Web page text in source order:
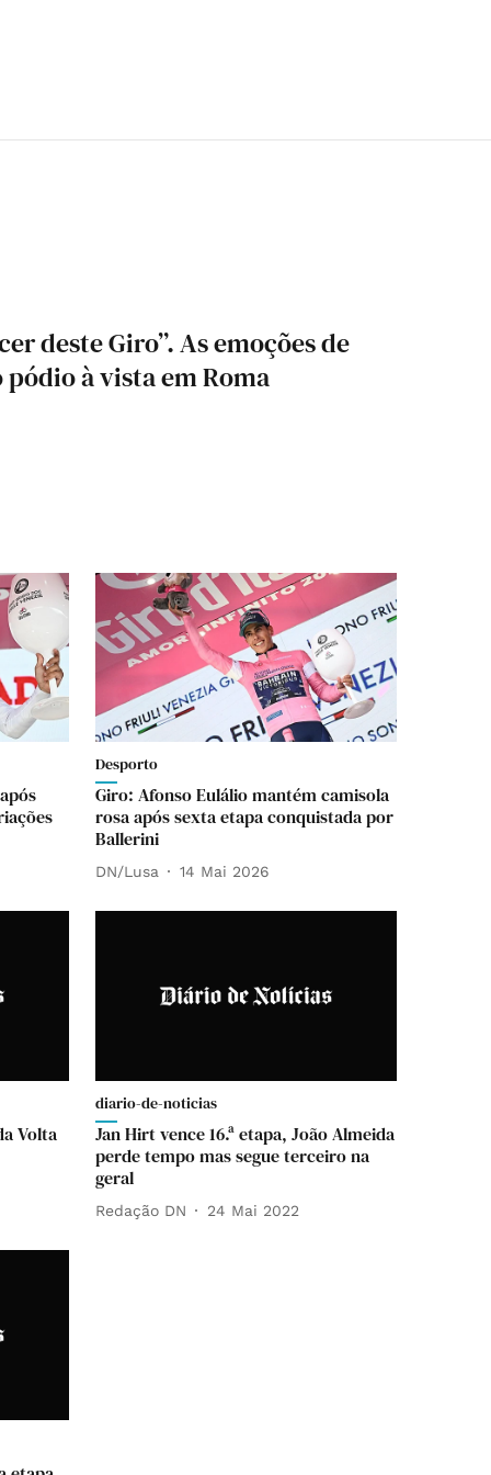
deste Giro”. As emoções de
à vista em Roma
Desporto
Giro: Afonso Eulálio mantém camisola
rosa após sexta etapa conquistada por
Ballerini
DN/Lusa 14 Mai 2026
Volta
diario-de-noticias
Jan Hirt vence 16.ª etapa, João Almeida
perde tempo mas segue terceiro na
geral
Redação DN 24 Mai 2022